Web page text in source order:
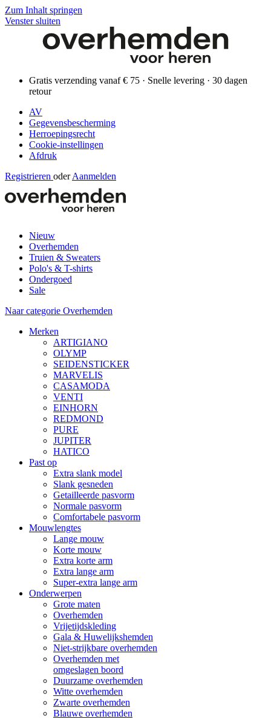
Zum Inhalt springen
Venster sluiten
Gratis verzending vanaf € 75 · Snelle levering · 30 dagen
retour
AV
Gegevensbescherming
Herroepingsrecht
Cookie-instellingen
Afdruk
Registrieren oder Aanmelden
Nieuw
Overhemden
Truien & Sweaters
Polo's & T-shirts
Ondergoed
Sale
Naar categorie Overhemden
Merken
ARTIGIANO
OLYMP
SEIDENSTICKER
MARVELIS
CASAMODA
VENTI
EINHORN
REDMOND
PURE
JUPITER
HATICO
Past op
Extra slank model
Slank gesneden
Getailleerde pasvorm
Normale pasvorm
Comfortabele pasvorm
Mouwlengtes
Lange mouw
Korte mouw
Extra korte arm
Extra lange arm
Super-extra lange arm
Onderwerpen
Grote maten
Overhemden
Vrijetijdskleding
Gala & Huwelijkshemden
Niet-strijkbare overhemden
Overhemden met
omgeslagen boord
Duurzame overhemden
Witte overhemden
Zwarte overhemden
Blauwe overhemden